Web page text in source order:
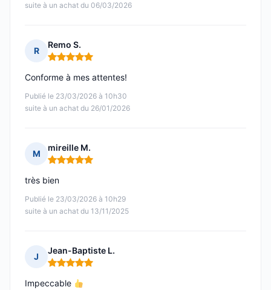
suite à un achat du 06/03/2026
R
Remo S.
Note : 5 sur 5
Publié le 23/03/2026 à 10h30
suite à un achat du 26/01/2026
Conforme à mes attentes!
M
mireille M.
Note : 5 sur 5
Publié le 23/03/2026 à 10h29
suite à un achat du 13/11/2025
très bien
J
Jean-Baptiste L.
Note : 5 sur 5
Impeccable